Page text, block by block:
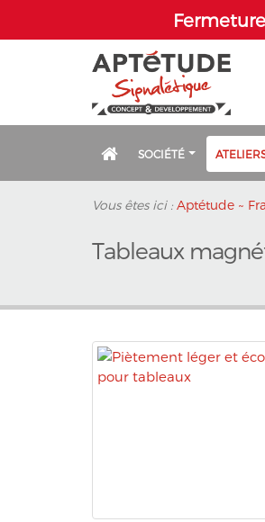
SOCIÉTÉ
Vous êtes ici : Aptétude ~
Tableaux